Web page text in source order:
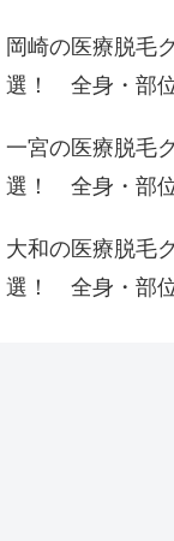
岡崎の医療脱毛
選！ 全身・部
一宮の医療脱毛
選！ 全身・部
大和の医療脱毛
選！ 全身・部